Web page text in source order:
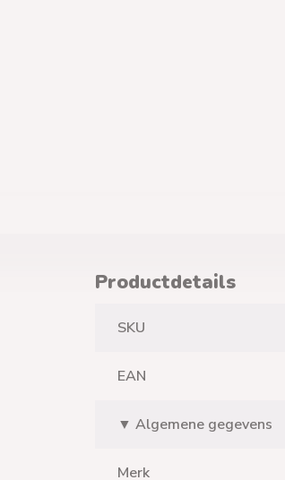
Productdetails
SKU
EAN
▼ Algemene gegevens
Merk